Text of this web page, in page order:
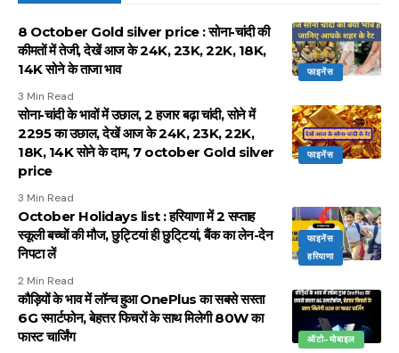
फाइनेंस
8 October Gold silver price : सोना-चांदी की
कीमतों में तेजी, देखें आज के 24K, 23K, 22K, 18K,
14K सोने के ताजा भाव
3 Min Read
फाइनेंस
सोना-चांदी के भावों में उछाल, 2 हजार बढ़ा चांदी, सोने में
2295 का उछाल, देखें आज के 24K, 23K, 22K,
18K, 14K सोने के दाम, 7 october Gold silver
price
3 Min Read
फाइनेंस
हरियाणा
October Holidays list : हरियाणा में 2 सप्ताह
स्कूली बच्चों की मौज, छुट्टियां ही छुटि्टयां, बैंक का लेन-देन
निपटा लें
2 Min Read
ऑटो-मोबाइल
कौड़ियों के भाव में लॉन्च हुआ OnePlus का सबसे सस्ता
6G स्मार्टफोन, बेहत्तर फिचरों के साथ मिलेगी 80W का
फास्ट चार्जिंग